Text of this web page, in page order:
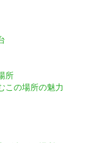
所
この場所の魅力